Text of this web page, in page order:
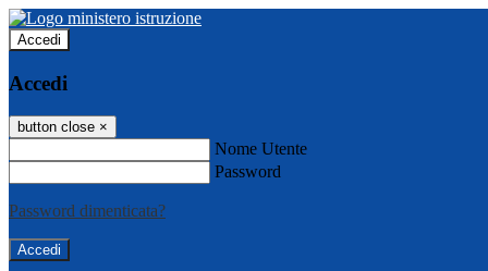
Accedi
Accedi
button close ×
Nome Utente
Password
Password dimenticata?